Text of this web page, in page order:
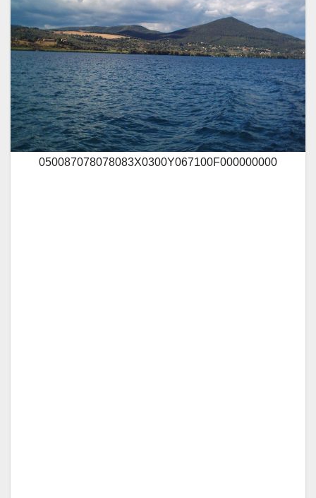
050087078078083X0300Y067100F000000000